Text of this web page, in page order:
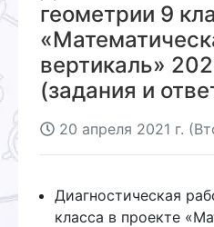
геометрии 9
вертикаль»
(задания и
20 апреля 2021 г.
Диагностическая
класса в проекте